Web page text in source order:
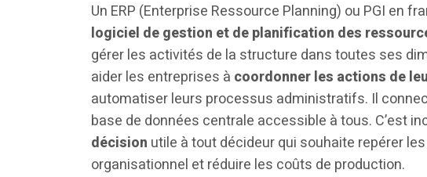
Un ERP (Enterprise Ressource Planning) ou PGI en
logiciel de gestion et de planification des
gérer les activités de la structure dans toutes ses
aider les entreprises à coordonner les actions de
automatiser leurs processus administratifs. Il
base de données centrale accessible à tous. C’est
décision utile à tout décideur qui souhaite repérer
organisationnel et réduire les coûts de production.